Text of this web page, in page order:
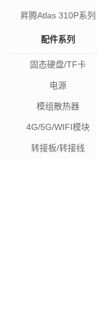
昇腾Atlas 310P系列
配件系列
固态硬盘/TF卡
电源
模组散热器
4G/5G/WIFI模块
转接板/转接线